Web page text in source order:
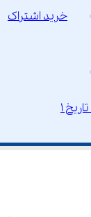
خرید اشتراک
۱